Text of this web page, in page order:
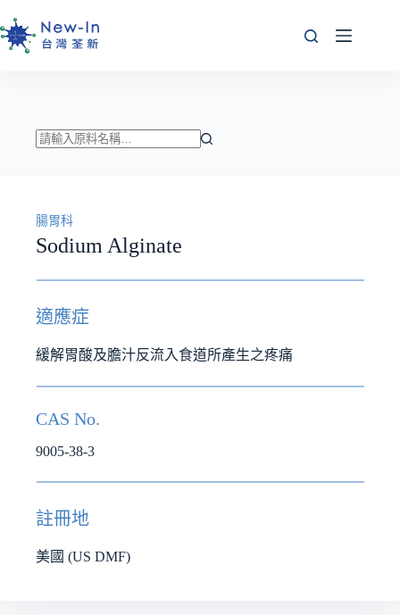
至
主
符
合
的
果
腸胃科
Sodium Alginate
適應症
緩解胃酸及膽汁反流入食道所產生之疼痛
CAS No.
9005-38-3
註冊地
美國 (US DMF)